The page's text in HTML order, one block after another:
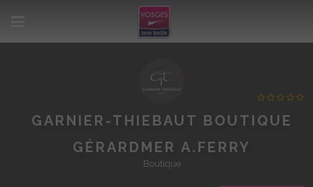
Boutique
GARNIER-THIEBAUT BOUTIQUE
GÉRARDMER A.FERRY